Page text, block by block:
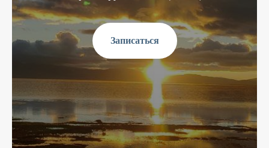
Записаться
Осталось12мест